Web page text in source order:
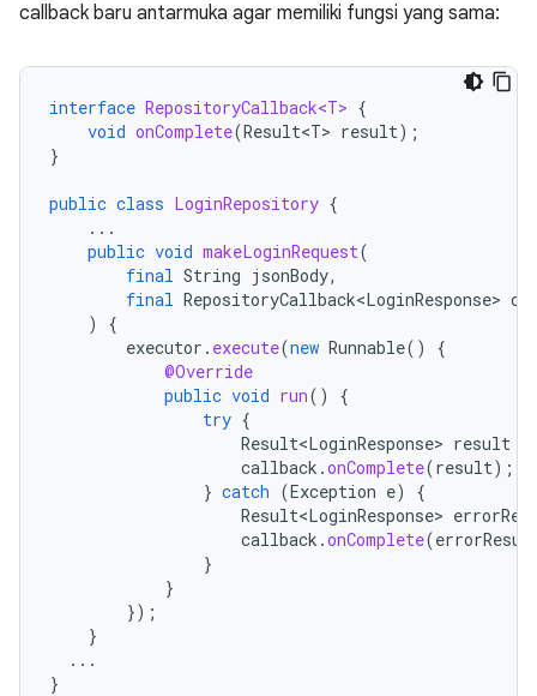
callback baru antarmuka agar memiliki fungsi yang sama:
interface RepositoryCallback<T> {
void onComplete(Result<T> result);
}
public class LoginRepository {
...
public void makeLoginRequest(
final String jsonBody,
final RepositoryCallback<LoginResponse>
)
{
executor . execute(new Runnable()
{
@Override
public void run()
{
try {
Result<LoginResponse> result
callback .onComplete(result);
} catch (Exception e)
{
Result<LoginResponse>
callback .onComplete(
}
}
});
}
...
}